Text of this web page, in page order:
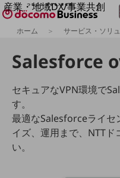
産業・地域DX/事業共創
OPEN HUB for Plural
「社会可能性」を探究・実装する事
OPEN HUB for Plural Futures
記事コンテンツ
プレイヤー(カタリスト/パート
事例
Smart World
産業・地域DXプラットフォーマーと
企業と地域が持続成長する社会を目指
フリーワードを入力して探
フリーワードでNTTドコモビ
取り組みを検索
ホーム サービス・ソリ
Salesforce
セキュアなVPN環境で
す。
最適なSalesforceライセ
イズ、運用まで、NTTド
い。